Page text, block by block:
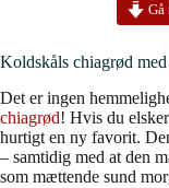
Koldskåls chiagrød
Det er ingen
chiagrød! Hvis du
hurtigt en ny favorit.
– samtidig med at den
som mættende sund